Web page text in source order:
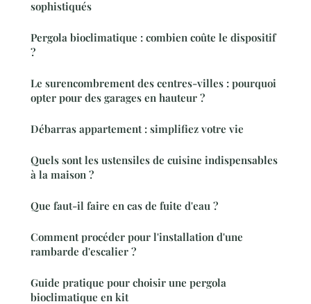
sophistiqués
Pergola bioclimatique : combien coûte le dispositif
?
Le surencombrement des centres-villes : pourquoi
opter pour des garages en hauteur ?
Débarras appartement : simplifiez votre vie
Quels sont les ustensiles de cuisine indispensables
à la maison ?
Que faut-il faire en cas de fuite d'eau ?
Comment procéder pour l'installation d'une
rambarde d'escalier ?
Guide pratique pour choisir une pergola
bioclimatique en kit